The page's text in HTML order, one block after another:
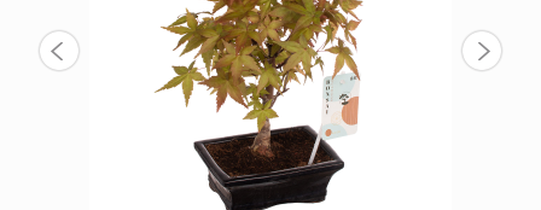
КОМНАТНЫЕ РАСТЕНИЯ
ГОРШКИ И КАШПО
ГРУНТЫ И УДОБРЕНИЯ
ПРЕДМЕТЫ ИНТЕРЬЕРА